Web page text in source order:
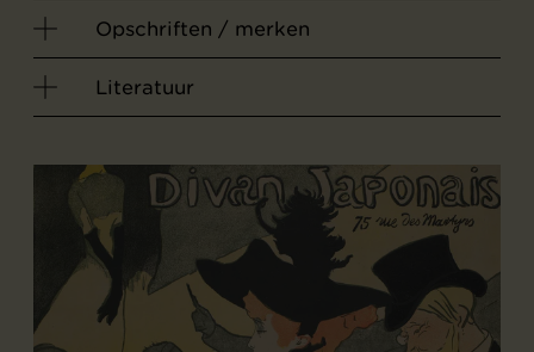
Opschriften / merken
Literatuur